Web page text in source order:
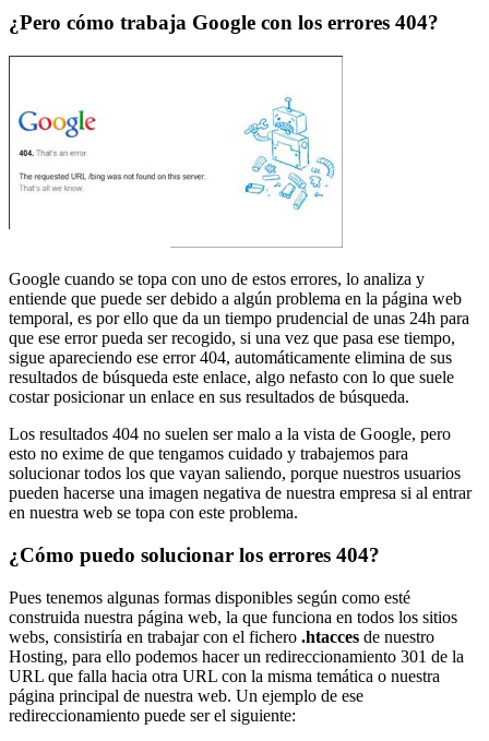
¿Pero cómo trabaja Google con los errores 404?
Google cuando se topa con uno de estos errores, lo analiza y
entiende que puede ser debido a algún problema en la página web
temporal, es por ello que da un tiempo prudencial de unas 24h para
que ese error pueda ser recogido, si una vez que pasa ese tiempo,
sigue apareciendo ese error 404, automáticamente elimina de sus
resultados de búsqueda este enlace, algo nefasto con lo que suele
costar posicionar un enlace en sus resultados de búsqueda.
Los resultados 404 no suelen ser malo a la vista de Google, pero
esto no exime de que tengamos cuidado y trabajemos para
solucionar todos los que vayan saliendo, porque nuestros usuarios
pueden hacerse una imagen negativa de nuestra empresa si al entrar
en nuestra web se topa con este problema.
¿Cómo puedo solucionar los errores 404?
Pues tenemos algunas formas disponibles según como esté
construida nuestra página web, la que funciona en todos los sitios
webs, consistiría en trabajar con el fichero .htacces de nuestro
Hosting, para ello podemos hacer un redireccionamiento 301 de la
URL que falla hacia otra URL con la misma temática o nuestra
página principal de nuestra web. Un ejemplo de ese
redireccionamiento puede ser el siguiente: